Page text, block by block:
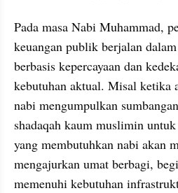
Pada masa Nabi Muhammad,
keuangan publik berjalan
berbasis kepercayaan dan
kebutuhan aktual. Misal ketika
nabi mengumpulkan
shadaqah kaum muslimin
yang membutuhkan nabi akan
mengajurkan umat berbagi,
memenuhi kebutuhan